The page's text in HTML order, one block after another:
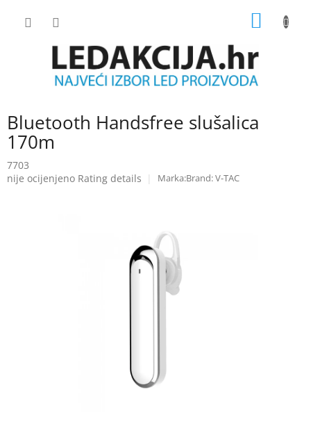
Bluetooth Handsfree slušalica
170m
7703
The
nije ocijenjeno Rating details Brand:V-TAC